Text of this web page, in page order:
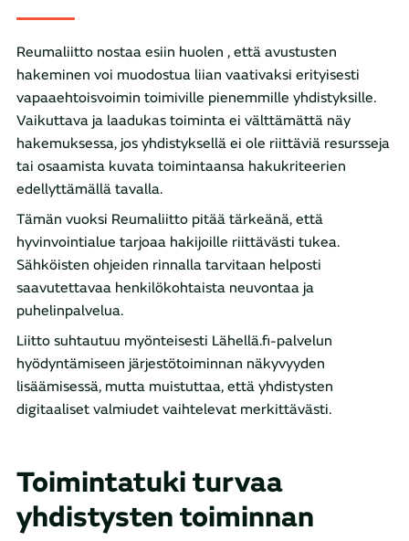
Reumaliitto nostaa esiin huolen , että avustusten
hakeminen voi muodostua liian vaativaksi erityisesti
vapaaehtoisvoimin toimiville pienemmille yhdistyksille.
Vaikuttava ja laadukas toiminta ei välttämättä näy
hakemuksessa, jos yhdistyksellä ei ole riittäviä resursseja
tai osaamista kuvata toimintaansa hakukriteerien
edellyttämällä tavalla.
Tämän vuoksi Reumaliitto pitää tärkeänä, että
hyvinvointialue tarjoaa hakijoille riittävästi tukea.
Sähköisten ohjeiden rinnalla tarvitaan helposti
saavutettavaa henkilökohtaista neuvontaa ja
puhelinpalvelua.
Liitto suhtautuu myönteisesti Lähellä.fi-palvelun
hyödyntämiseen järjestötoiminnan näkyvyyden
lisäämisessä, mutta muistuttaa, että yhdistysten
digitaaliset valmiudet vaihtelevat merkittävästi.
Toimintatuki turvaa
yhdistysten toiminnan